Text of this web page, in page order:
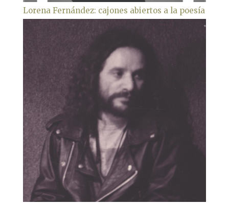
Lorena Fernández: cajones abiertos a la poesía